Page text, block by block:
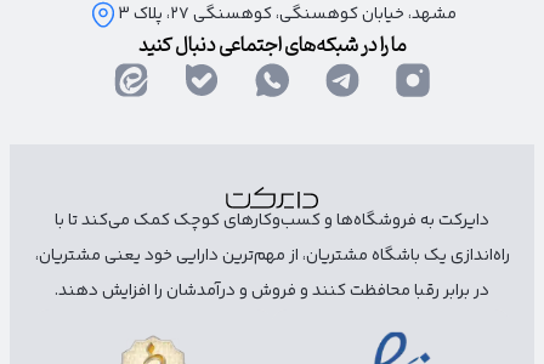
مشهد، خیابان کوهسنگی، کوهسنگی ۲۷، پلاک 3
ما را در شبکه‌های اجتماعی دنبال کنید
دایرکت به فروشگاه‌ها و کسب‌وکارهای کوچک کمک می‌کند تا با
راه‌اندازی یک باشگاه مشتریان، از مهم‌ترین دارایی خود یعنی مشتریان،
در برابر رقبا محافظت کنند و فروش و درآمدشان را افزایش دهند.